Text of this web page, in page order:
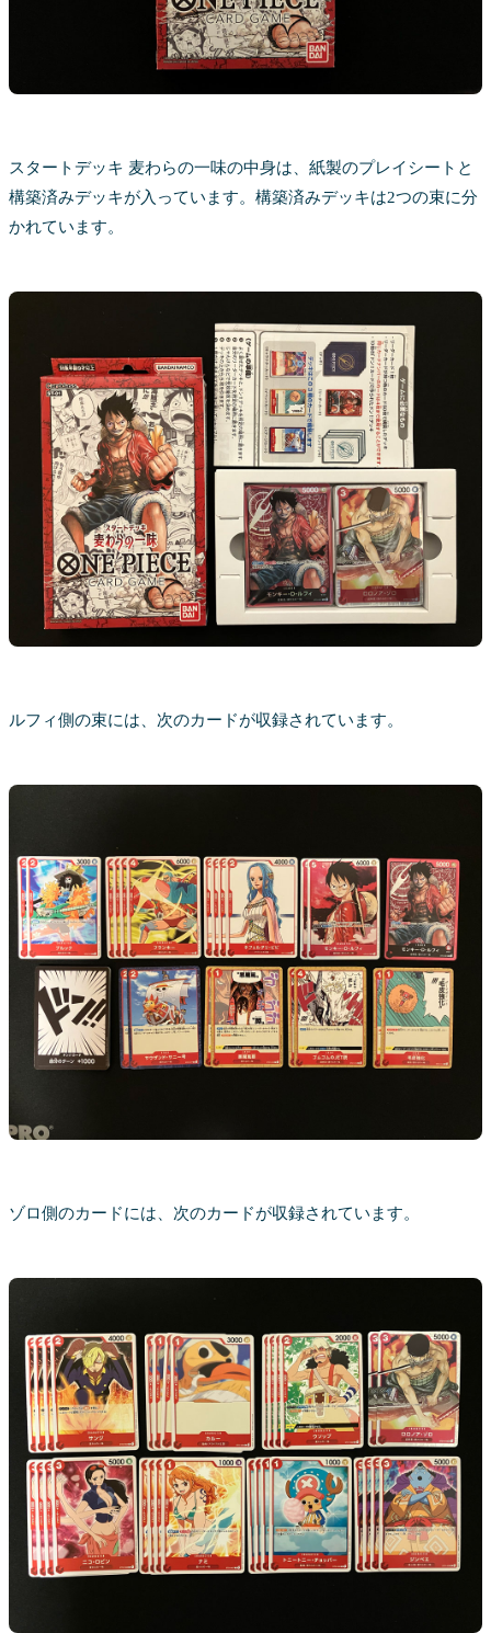
スタートデッキ 麦わらの一味の中身は、紙製のプレイシートと
構築済みデッキが入っています。構築済みデッキは2つの束に分
かれています。
ルフィ側の束には、次のカードが収録されています。
ゾロ側のカードには、次のカードが収録されています。